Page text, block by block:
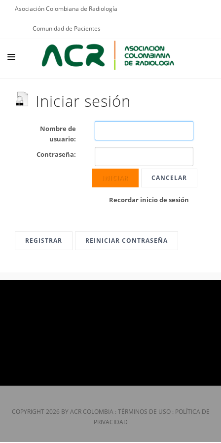
Asociación Colombiana de Radiología
Comunidad de Pacientes
EDUCACIÓN
PUBLICACIONES
PROGRAMAS INSTITUCIONALES
PROGRAMAS POR PATOLOGÍAS
Iniciar sesión
Nombre de
usuario:
Contraseña:
INICIAR CANCELAR
Recordar inicio de sesión
REGISTRAR REINICIAR CONTRASEÑA
COPYRIGHT 2026 BY ACR COLOMBIA: TÉRMINOS DE USO: POLÍTICA DE
PRIVACIDAD